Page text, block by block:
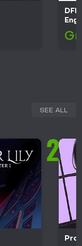
SEE ALL
2